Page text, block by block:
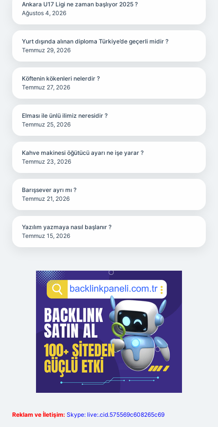
Ankara U17 Ligi ne zaman başlıyor 2025 ?
Ağustos 4, 2026
Yurt dışında alınan diploma Türkiye’de geçerli midir ?
Temmuz 29, 2026
Köftenin kökenleri nelerdir ?
Temmuz 27, 2026
Elması ile ünlü ilimiz neresidir ?
Temmuz 25, 2026
Kahve makinesi öğütücü ayarı ne işe yarar ?
Temmuz 23, 2026
Barışsever ayrı mı ?
Temmuz 21, 2026
Yazılım yazmaya nasıl başlanır ?
Temmuz 15, 2026
Reklam ve İletişim: Skype: live:.cid.575569c608265c69